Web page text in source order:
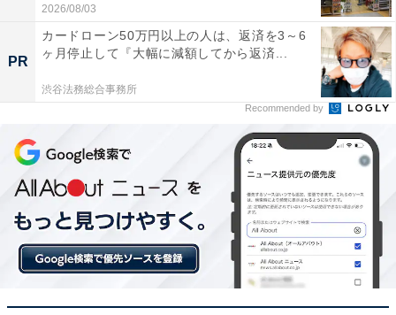
『耳をすませば』（スタジオジブリ公式画像より）（C）1995 柊あおい／
集英社・Studio Ghibli・NH
第4位は、『耳をすませば』の主題歌、「カントリー・
ロード」。作品中では雫が訳詞した設定で、聖司のヴァ
イオリンの伴奏で歌っているシーンも印象的です。
回答者からは、「素敵な曲。音楽の授業でも習い、思い
出の曲です（23歳女性）」「聞いていて気分が乗ってく
るし、英語版の歌もお気に入り（40歳女性）」「学生の
頃に音楽の授業で歌った覚えがあり、青春を思い出すか
2026/08/03
PR
カードローン50万円以上の人は、返済を3～6
ヶ月停止して『大幅に減額してから返済...
渋谷法務総合事務所
Recommended by